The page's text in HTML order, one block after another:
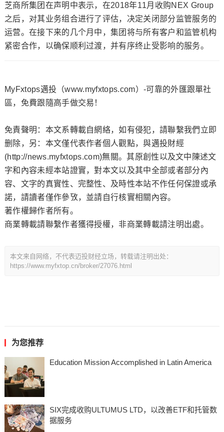
芝商所集团在声明中表示，在2018年11月收购NEX Group
之后，对其业务组合进行了评估，决定关闭部分监管服务的
运营。在接下来的几个月中，集团将与所有客户和监管机构
紧密合作，以确保顺利过渡，并有序终止受影响的服务。
MyFxtops邁投（www.myfxtops.com）-可靠的外匯跟單社
區，免費跟隨高手做交易！
免責聲明：本文系轉載自網絡，如有侵犯，請聯繫我們立即
删除，另：本文僅代表作者個人觀點，與邁投財經
(http://news.myfxtops.com)無關。其原創性以及文中陳述文
字和內容未經本站證實，對本文以及其中全部或者部分內
容、文字的真實性、完整性、及時性本站不作任何保證或承
諾，請讀者僅作參攷，並請自行核實相關內容。
著作權歸作者所有。
商業轉載請聯繫作者獲得授權，非商業轉載請注明出處。
本文来自网络，不代表迈投财经立场，转载请注明出处：
https://www.myfxtop.cn/broker/27076.html
为您推荐
Education Mission Accomplished in Latin America
SIX完成收购ULTUMUS LTD，以改善ETF和托管数
据服务